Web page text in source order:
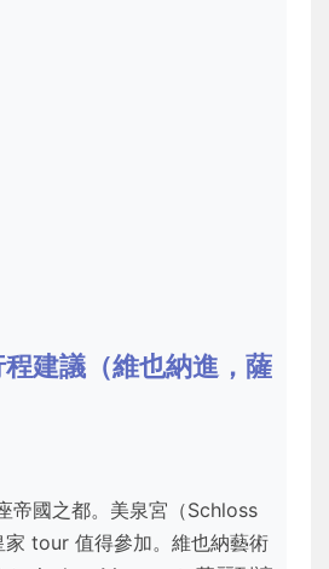
建議（維也納進，薩
帝國之都。美泉宮（Schloss
tour 值得參加。維也納藝術